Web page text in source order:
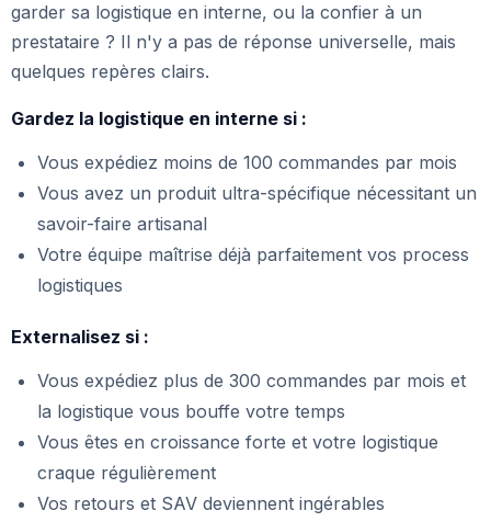
garder sa logistique en interne, ou la confier à un
prestataire ? Il n'y a pas de réponse universelle, mais
quelques repères clairs.
Gardez la logistique en interne si :
Vous expédiez moins de 100 commandes par mois
Vous avez un produit ultra-spécifique nécessitant un
savoir-faire artisanal
Votre équipe maîtrise déjà parfaitement vos process
logistiques
Externalisez si :
Vous expédiez plus de 300 commandes par mois et
la logistique vous bouffe votre temps
Vous êtes en croissance forte et votre logistique
craque régulièrement
Vos retours et SAV deviennent ingérables